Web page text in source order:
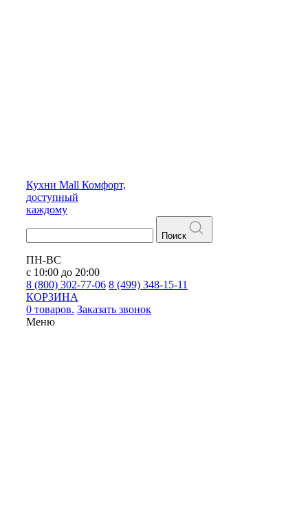
Кухни Mall Комфорт,
доступный
каждому
Поиск
ПН-ВС
с 10:00 до 20:00
8 (800) 302-77-06 8 (499) 348-15-11
КОРЗИНА
0 товаров. Заказать звонок
Меню